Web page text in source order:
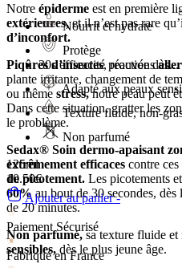
Notre épiderme est en première
extérieures,et il n’est pas rare
d’inconfort.
Piqûres d’insectes, réactions
plante irritante, changement de
ou même stress,notre peau peut
Dans cette situation, gratter les
le problème.
Sedax® Soin dermo-apaisant
extrêmement efficaces contre ces
de picotement. Les picotements
60% au bout de 30 secondes,
de 20 minutes.
Non parfumé,sa texture fluide et
sensibles, dès le plus jeune âge.
Nourrit et hydrate
Protège
30s efficacité prouvée dès...
Adapté aux peaux
Texture fluide, non-
Non parfumé
125ml
10.50€
Ajouter au panier -
Paiement Sécurisé
Fabriqué en France